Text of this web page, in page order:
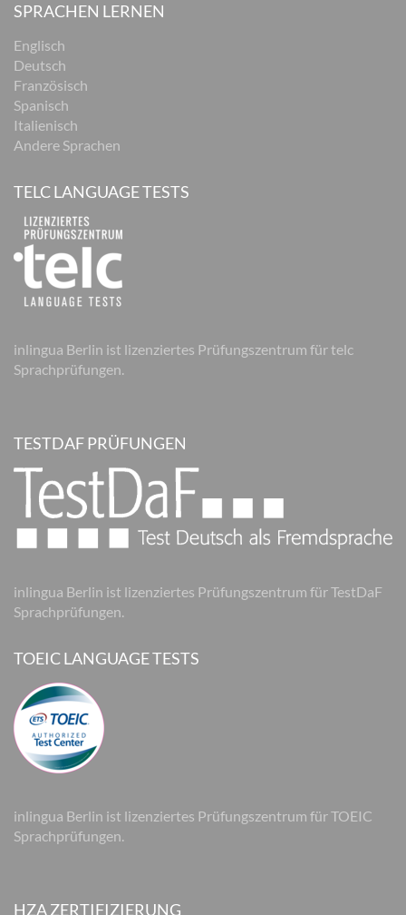
SPRACHEN LERNEN
Englisch
Deutsch
Französisch
Spanisch
Italienisch
Andere Sprachen
TELC LANGUAGE TESTS
inlingua Berlin ist lizenziertes Prüfungszentrum für telc
Sprachprüfungen.
TESTDAF PRÜFUNGEN
inlingua Berlin ist lizenziertes Prüfungszentrum für TestDaF
Sprachprüfungen.
TOEIC LANGUAGE TESTS
inlingua Berlin ist lizenziertes Prüfungszentrum für TOEIC
Sprachprüfungen.
HZA ZERTIFIZIERUNG